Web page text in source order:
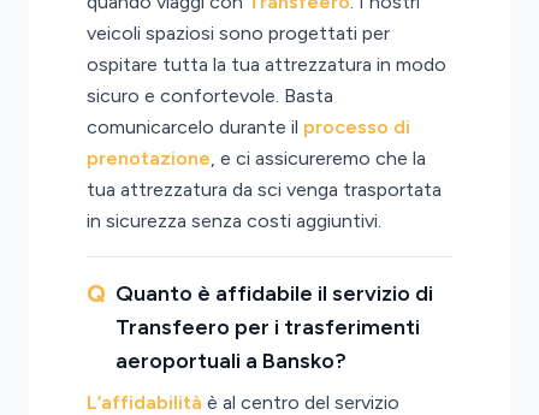
veicoli spaziosi sono progettati per
ospitare tutta la tua attrezzatura in modo
sicuro e confortevole. Basta
comunicarcelo durante il processo di
prenotazione, e ci assicureremo che la
tua attrezzatura da sci venga trasportata
in sicurezza senza costi aggiuntivi.
Quanto è affidabile il servizio di
Transfeero per i trasferimenti
aeroportuali a Bansko?
L’affidabilità è al centro del servizio